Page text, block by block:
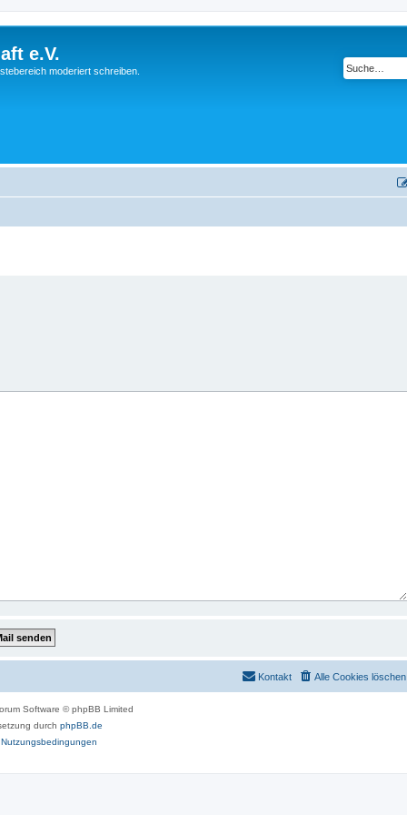
e.V.
moderiert schreiben.
Alle Cookies löschen
Kontakt
Software © phpBB Limited
durch phpBB.de
Nutzungsbedingungen